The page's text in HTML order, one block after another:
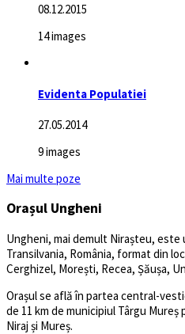
08.12.2015
14 images
Evidenta Populatiei
27.05.2014
9 images
Mai multe poze
Orașul Ungheni
Ungheni, mai demult Nirașteu, este
Transilvania, România, format din
Cerghizel, Morești, Recea, Șăușa,
Orașul se află în partea central-
de 11 km de municipiul Târgu
Niraj și Mureș.